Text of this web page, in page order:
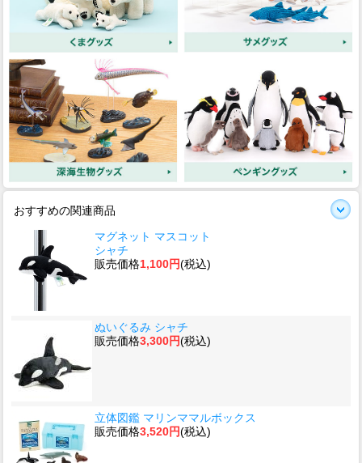
おすすめの関連商品
マグネット マスコット
シャチ
販売価格1,100円(税込)
ぬいぐるみ シャチ
販売価格3,300円(税込)
立体図鑑 マリンママルボックス
販売価格3,520円(税込)